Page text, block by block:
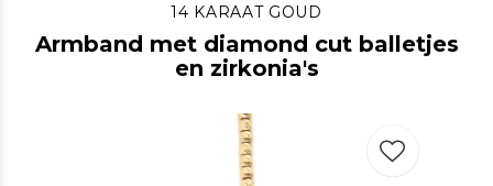
14 KARAAT GOUD
Armband met diamond cut balletjes
en zirkonia's